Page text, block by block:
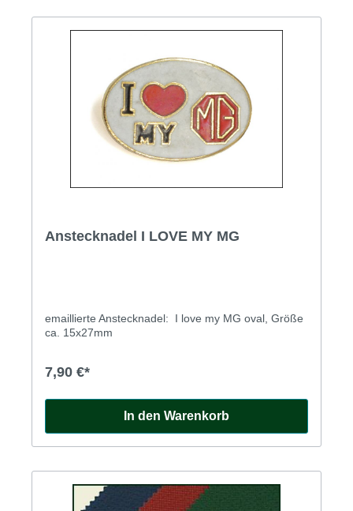
Anstecknadel I LOVE MY MG
emaillierte Anstecknadel: I love my MG oval, Größe
ca. 15x27mm
7,90 €*
In den Warenkorb